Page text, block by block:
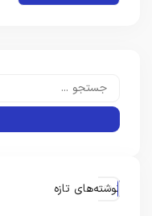
نوشته‌های تازه